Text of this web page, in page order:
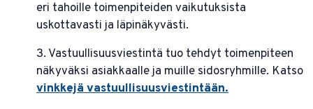
eri tahoille toimenpiteiden vaikutuksista
uskottavasti ja läpinäkyvästi.
3. Vastuullisuusviestintä tuo tehdyt toimenpiteen
näkyväksi asiakkaalle ja muille sidosryhmille. Katso
vinkkejä vastuullisuusviestintään.